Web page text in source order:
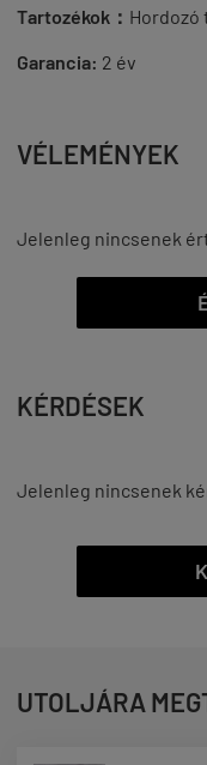
Tartozékok： Hordozó
Garancia: 2 év
VÉLEMÉNYEK
Jelenleg nincsenek
KÉRDÉSEK
Jelenleg nincsenek
UTOLJÁRA